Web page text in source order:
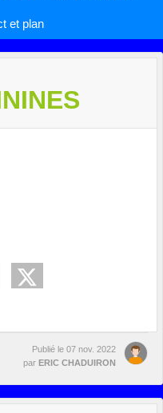
et plan
Publié le 07 nov. 2022
par ERIC CHADUIRON